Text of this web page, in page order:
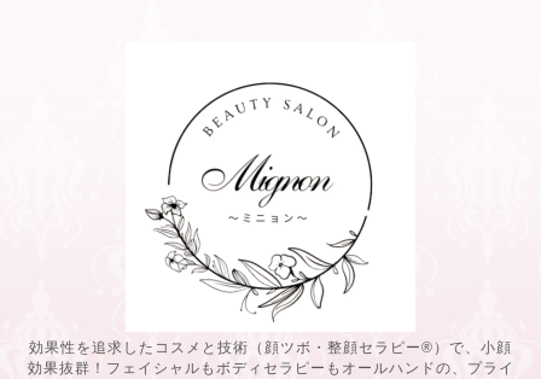
効果性を追求したコスメと技術（顔ツボ・整顔セラピー®️）で、小顔
効果抜群！フェイシャルもボディセラピーもオールハンドの、プライ